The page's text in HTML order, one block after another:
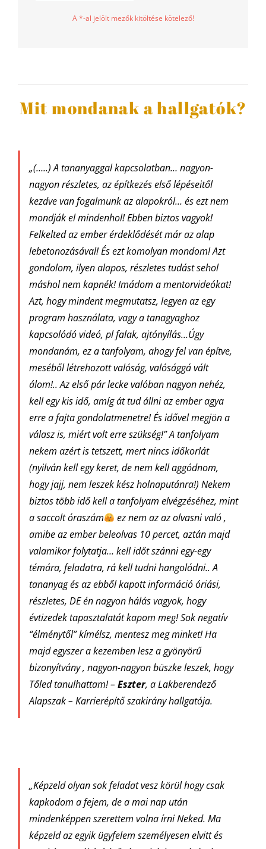
A *-al jelölt mezők kitöltése kötelező!
Mit mondanak a hallgatók?
„(…..) A tananyaggal kapcsolatban… nagyon-
nagyon részletes, az építkezés első lépéseitől
kezdve van fogalmunk az alapokról… és ezt nem
mondják el mindenhol! Ebben biztos vagyok!
Felkelted az ember érdeklődését már az alap
lebetonozásával! És ezt komolyan mondom! Azt
gondolom, ilyen alapos, részletes tudást sehol
máshol nem kapnék! Imádom a mentorvideókat!
Azt, hogy mindent megmutatsz, legyen az egy
program használata, vagy a tanagyaghoz
kapcsolódó videó, pl falak, ajtónyílás…Úgy
mondanám, ez a tanfolyam, ahogy fel van építve,
meséből létrehozott valóság, valósággá vált
álom!..Az első pár lecke valóban nagyon nehéz,
kell egy kis idő, amíg át tud állni az ember agya
erre a fajta gondolatmenetre! És idővel megjön a
válasz is, miért volt erre szükség!”A tanfolyam
nekem azért is tetszett, mert nincs időkorlát
(nyilván kell egy keret, de nem kell aggódnom,
hogy jajj, nem leszek kész holnaputánra!) Nekem
biztos több idő kell a tanfolyam elvégzéséhez, mint
a saccolt óraszám
ez nem az az olvasni való ,
amibe az ember beleolvas 10 percet, aztán majd
valamikor folytatja… kell időt szánni egy-egy
témára, feladatra, rá kell tudni hangolódni..A
tananyag és az ebből kapott információ óriási,
részletes, DE én nagyon hálás vagyok, hogy
évtizedek tapasztalatát kapom meg! Sok negatív
“élménytől” kímélsz, mentesz meg minket!Ha
majd egyszer a kezemben lesz a gyönyörű
bizonyítvány , nagyon-nagyon büszke leszek, hogy
Tőled tanulhattam!– Eszter, a Lakberendező
Alapszak – Karrierépítő szakirány hallgatója.
„Képzeld olyan sok feladat vesz körül hogy csak
kapkodom a fejem, de a mai nap után
mindenképpen szerettem volna írni Neked. Ma
képzeld az egyik ügyfelem személyesen elvitt és